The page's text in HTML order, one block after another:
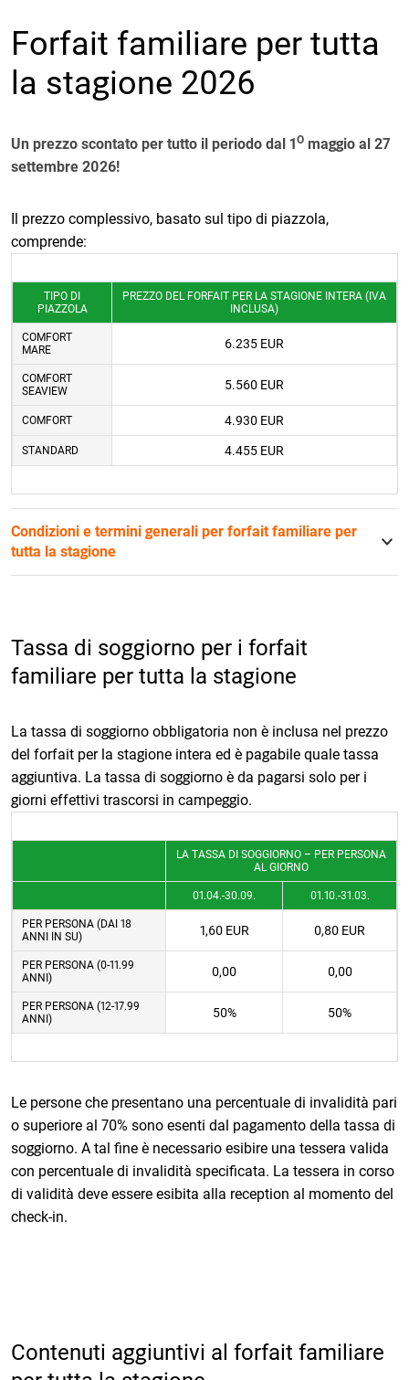
Forfait familiare per tutta
la stagione 2026
Un prezzo scontato per tutto il periodo dal 1O maggio al 27
settembre 2026!
Il prezzo complessivo, basato sul tipo di piazzola,
comprende:
TIPO DI
PIAZZOLA
PREZZO DEL FORFAIT PER LA STAGIONE INTERA (IVA
INCLUSA)
COMFORT
MARE
6.235 EUR
COMFORT
SEAVIEW
5.560 EUR
COMFORT 4.930 EUR
STANDARD 4.455 EUR
Condizioni e termini generali per forfait familiare per
tutta la stagione
Tassa di soggiorno per i forfait
familiare per tutta la stagione
La tassa di soggiorno obbligatoria non è inclusa nel prezzo
del forfait per la stagione intera ed è pagabile quale tassa
aggiuntiva. La tassa di soggiorno è da pagarsi solo per i
giorni effettivi trascorsi in campeggio.
LA TASSA DI SOGGIORNO – PER PERSONA
AL GIORNO
01.04.-30.09. 01.10.-31.03.
PER PERSONA (DAI 18
ANNI IN SU)
1,60 EUR 0,80 EUR
PER PERSONA (0-11.99
ANNI)
0,00 0,00
PER PERSONA (12-17.99
ANNI)
50% 50%
Le persone che presentano una percentuale di invalidità pari
o superiore al 70% sono esenti dal pagamento della tassa di
soggiorno. A tal fine è necessario esibire una tessera valida
con percentuale di invalidità specificata. La tessera in corso
di validità deve essere esibita alla reception al momento del
check-in.
Contenuti aggiuntivi al forfait familiare